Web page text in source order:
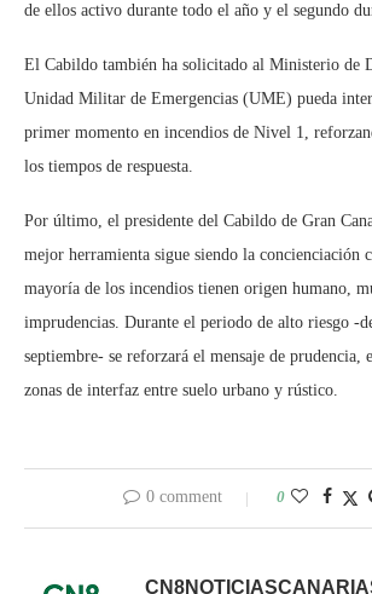
de ellos activo durante todo el año y el segundo
El Cabildo también ha solicitado al Ministerio de
Unidad Militar de Emergencias (UME) pueda
primer momento en incendios de Nivel 1,
los tiempos de respuesta.
Por último, el presidente del Cabildo de Gran
mejor herramienta sigue siendo la concienciación
mayoría de los incendios tienen origen humano,
imprudencias. Durante el periodo de alto riesgo -
septiembre- se reforzará el mensaje de prudencia,
zonas de interfaz entre suelo urbano y rústico.
0 comment 0